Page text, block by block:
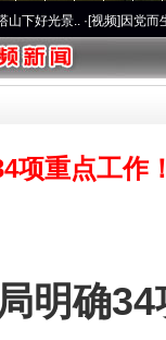
因党而生 为党而战——百年
项重点工作
确34